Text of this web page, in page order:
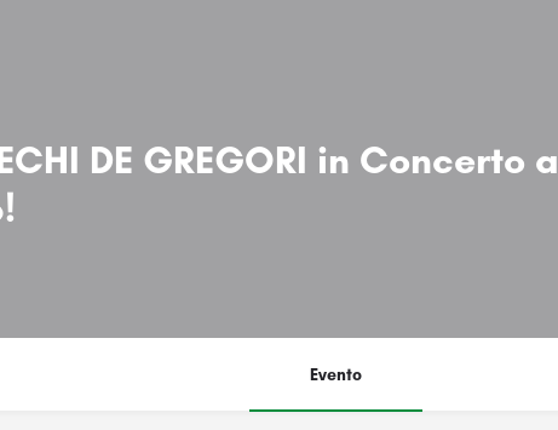
DE GREGORI in Concerto al
Evento